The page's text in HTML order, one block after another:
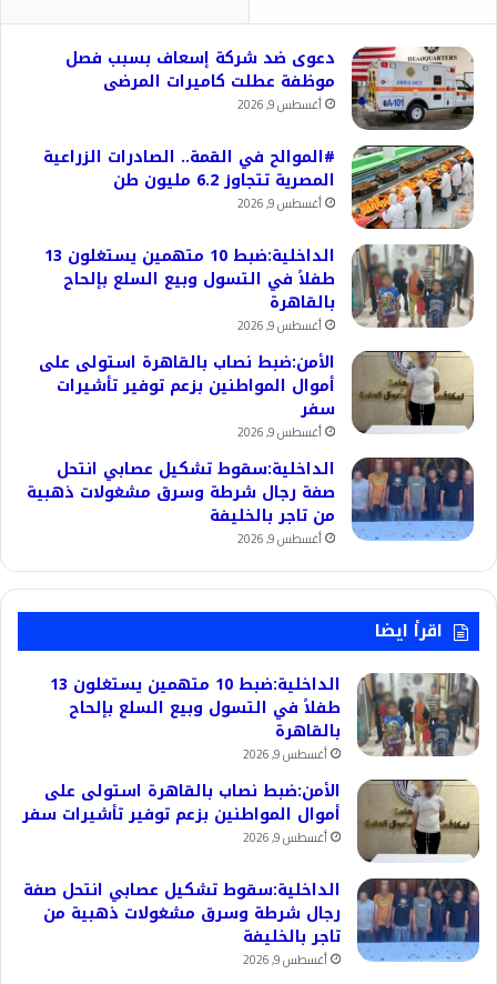
دعوى ضد شركة إسعاف بسبب فصل
موظفة عطلت كاميرات المرضى
أغسطس 9, 2026
#الموالح في القمة.. الصادرات الزراعية
المصرية تتجاوز 6.2 مليون طن
أغسطس 9, 2026
الداخلية:ضبط 10 متهمين يستغلون 13
طفلاً في التسول وبيع السلع بإلحاح
بالقاهرة
أغسطس 9, 2026
الأمن:ضبط نصاب بالقاهرة استولى على
أموال المواطنين بزعم توفير تأشيرات
سفر
أغسطس 9, 2026
الداخلية:سقوط تشكيل عصابي انتحل
صفة رجال شرطة وسرق مشغولات ذهبية
من تاجر بالخليفة
أغسطس 9, 2026
اقرأ ايضا
الداخلية:ضبط 10 متهمين يستغلون 13
طفلاً في التسول وبيع السلع بإلحاح
بالقاهرة
أغسطس 9, 2026
الأمن:ضبط نصاب بالقاهرة استولى على
أموال المواطنين بزعم توفير تأشيرات سفر
أغسطس 9, 2026
الداخلية:سقوط تشكيل عصابي انتحل صفة
رجال شرطة وسرق مشغولات ذهبية من
تاجر بالخليفة
أغسطس 9, 2026